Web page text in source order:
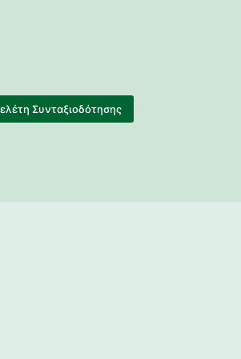
Συνταξιοδότησης